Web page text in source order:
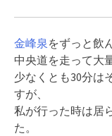
金峰泉 をずっと飲
中央道を走って大
少なくとも30分は
すが、
私が行った時は居
た。